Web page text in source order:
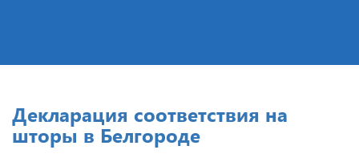
Декларация соответствия на
шторы в Белгороде